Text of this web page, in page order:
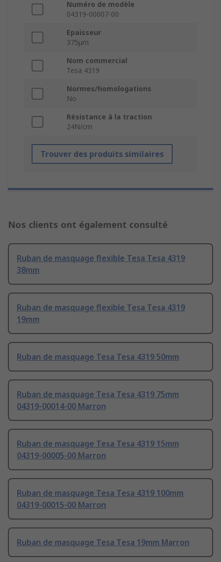
Numéro de modèle
04319-00007-00
Epaisseur
375μm
Nom commercial
Tesa 4319
Normes/homologations
No
Résistance à la traction
24N/cm
Trouver des produits similaires
Nos clients ont également consulté
Ruban de masquage flexible Tesa Tesa 4319
38mm
Ruban de masquage flexible Tesa Tesa 4319
19mm
Ruban de masquage Tesa Tesa 4319 50mm
Ruban de masquage Tesa Tesa 4319 75mm
04319-00014-00 Marron
Ruban de masquage Tesa Tesa 4319 15mm
04319-00005-00 Marron
Ruban de masquage Tesa Tesa 4319 100mm
04319-00015-00 Marron
Ruban de masquage Tesa Tesa 19mm Marron